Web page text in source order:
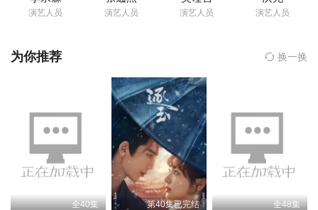
第13集 迅雷下载 复制链接
第14集
迅雷下载
迅雷下载
第17集 迅雷下载 复制链接
第18集 迅雷下载 复制链接
业的暴政，派出朱雀（关晓彤 饰）进入公主府，期间她与公主的面
的真实身份。 江山与爱情，两难的选择……
演艺人员 演艺人员 演艺人员 演艺人员
为你推荐 换一换
全40集 第40集已完结 全48集